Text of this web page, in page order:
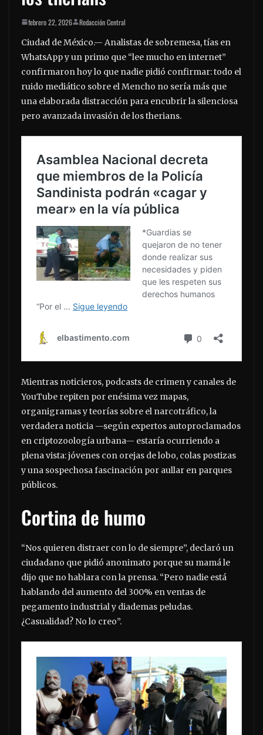
febrero 22, 2026 Redacción Central
Ciudad de México.— Analistas de sobremesa, tías en
WhatsApp y un primo que “lee mucho en internet”
confirmaron hoy lo que nadie pidió confirmar: todo el
ruido mediático sobre el Mencho no sería más que
una elaborada distracción para encubrir la silenciosa
pero avanzada invasión de los therians.
Mientras noticieros, podcasts de crimen y canales de
YouTube repiten por enésima vez mapas,
organigramas y teorías sobre el narcotráfico, la
verdadera noticia —según expertos autoproclamados
en criptozoología urbana— estaría ocurriendo a
plena vista: jóvenes con orejas de lobo, colas postizas
y una sospechosa fascinación por aullar en parques
públicos.
Cortina de humo
“Nos quieren distraer con lo de siempre”, declaró un
ciudadano que pidió anonimato porque su mamá le
dijo que no hablara con la prensa. “Pero nadie está
hablando del aumento del 300% en ventas de
pegamento industrial y diademas peludas.
¿Casualidad? No lo creo”.